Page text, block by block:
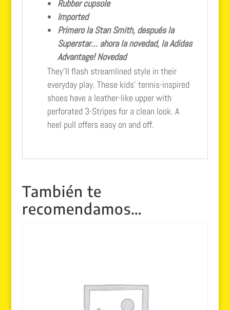
Rubber cupsole
Imported
Primero la Stan Smith, después la
Superstar… ahora la novedad, la Adidas
Advantage! Novedad
They’ll flash streamlined style in their
everyday play. These kids’ tennis-inspired
shoes have a leather-like upper with
perforated 3-Stripes for a clean look. A
heel pull offers easy on and off.
También te
recomendamos…